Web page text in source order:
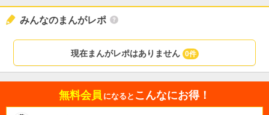
みんなのまんがレポ
現在まんがレポはありません 0件
無料会員 になると こんなにお得！